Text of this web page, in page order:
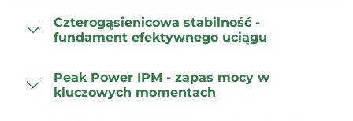
Czterogąsienicowa stabilność -
fundament efektywnego uciągu
Peak Power IPM - zapas mocy w
kluczowych momentach